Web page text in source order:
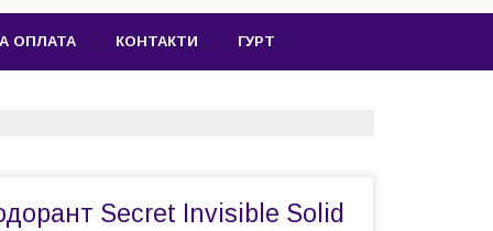
ОПЛАТА КОНТАКТИ ГУРТ
Secret Invisible Solid